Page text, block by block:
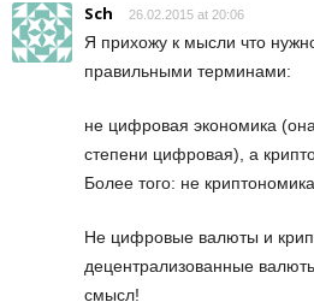
Sch 26.02.2015 at 20:06
Я прихожу к мысли что
правильными терминами:
не цифровая экономика
степени цифровая), а
Более того: не
Не цифровые валюты и
децентрализованные
смысл!